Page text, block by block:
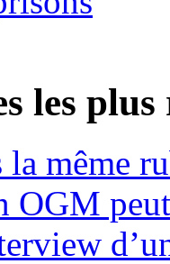
les plus
la même
OGM